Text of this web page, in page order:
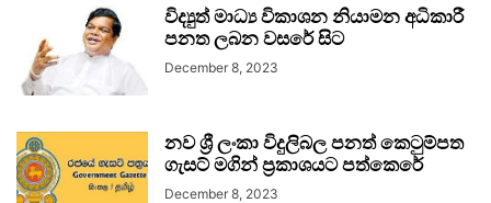
විද්‍යුත් මාධ්‍ය විකාශන නියාමන අධිකාරී
පනත ලබන වසරේ සිට
December 8, 2023
නව ශ්‍රී ලංකා විදුලිබල පනත් කෙටුම්පත
ගැසට් මගින් ප්‍රකාශයට පත්කෙරේ
December 8, 2023